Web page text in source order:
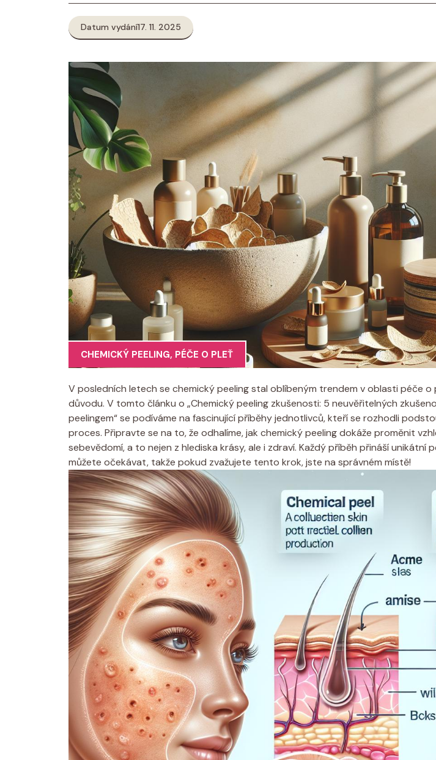
Datum vydání17. 11. 2025
CHEMICKÝ PEELING, PÉČE O PLEŤ
V posledních letech​ se chemický peeling stal oblíbeným trendem v oblasti péče
důvodu. V tomto ‌článku o „Chemický peeling zkušenosti: 5 neuvěřitelných
peelingem“⁣ se podíváme na fascinující příběhy jednotlivců, kteří⁣ se rozhodli
proces. Připravte se na to, že odhalíme, jak ⁢chemický peeling dokáže proměnit
sebevědomí, a‍ to nejen⁣ z⁤ hlediska‍ krásy, ale i zdraví. Každý příběh přináší⁤ unikátní
můžete očekávat, takže pokud zvažujete tento krok, jste na správném⁣ místě!